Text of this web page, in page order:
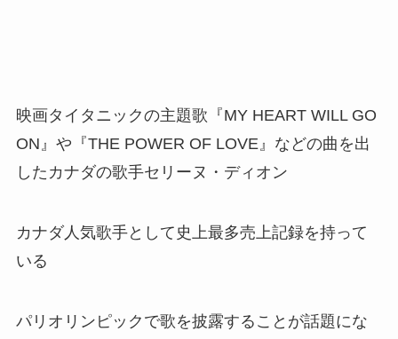
映画タイタニックの主題歌『MY HEART WILL GO
ON』や『THE POWER OF LOVE』などの曲を出
したカナダの歌手セリーヌ・ディオン
カナダ人気歌手として史上最多売上記録を持って
いる
パリオリンピックで歌を披露することが話題にな